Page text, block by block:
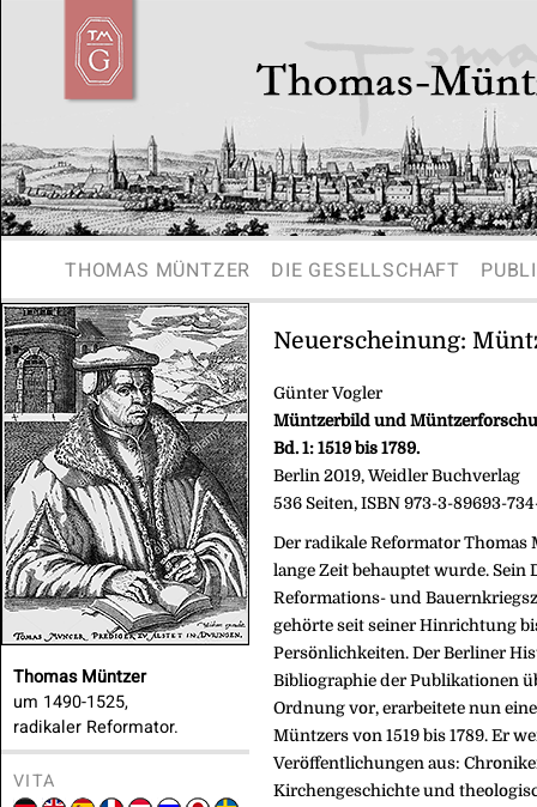
THOMAS MÜNTZER DIE GESELLSCHAFT
Thomas Müntzer
um 1490-1525,
radikaler Reformator.
VITA
Neuerscheinung:
Günter Vogler
Müntzerbild und
Bd. 1: 1519 bis 1789.
Berlin 2019, Weidler Buchverlag
536 Seiten, ISBN 973-3-89693-
Der radikale Reformator Thomas
lange Zeit behauptet wurde.
Reformations- und
gehörte seit seiner Hinrichtung
Persönlichkeiten. Der Berliner
Bibliographie der Publikationen
Ordnung vor, erarbeitete nun
Müntzers von 1519 bis 1789. Er
Veröffentlichungen aus:
Kirchengeschichte und